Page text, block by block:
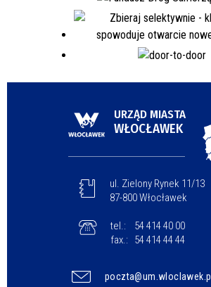
URZĄD MIASTA
WŁOCŁAWEK
ul. Zielony Rynek 11/13
87-800 Włocławek
tel.:
54 414 40 00
fax.:
54 414 44 44
poczta@um.wloclawek.pl